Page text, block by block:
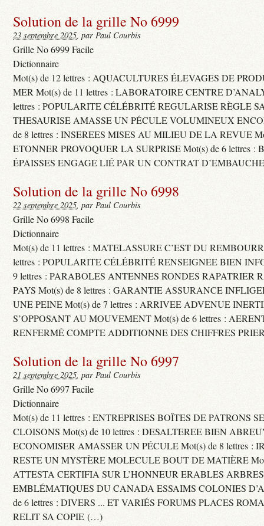
Solution de la grille No 6999
23 septembre 2025, par Paul Courbis
Grille No 6999 Facile
Dictionnaire
Mot(s) de 12 lettres : AQUACULTURES ÉLEVAGES DE
MER Mot(s) de 11 lettres : LABORATOIRE CENTRE
lettres : POPULARITE CÉLÉBRITÉ REGULARISE RÈGLE
THESAURISE AMASSE UN PÉCULE VOLUMINEUX
de 8 lettres : INSEREES MISES AU MILIEU DE LA REVUE
ETONNER PROVOQUER LA SURPRISE Mot(s) de 6 lettres :
ÉPAISSES ENGAGE LIÉ PAR UN CONTRAT
Solution de la grille No 6998
22 septembre 2025, par Paul Courbis
Grille No 6998 Facile
Dictionnaire
Mot(s) de 11 lettres : MATELASSURE C’EST DU
lettres : POPULARITE CÉLÉBRITÉ RENSEIGNEE BIEN
9 lettres : PARABOLES ANTENNES RONDES RAPATRIER
PAYS Mot(s) de 8 lettres : GARANTIE ASSURANCE
UNE PEINE Mot(s) de 7 lettres : ARRIVEE ADVENUE
S’OPPOSANT AU MOUVEMENT Mot(s) de 6 lettres :
RENFERMÉ COMPTE ADDITIONNE DES CHIFFRES
Solution de la grille No 6997
21 septembre 2025, par Paul Courbis
Grille No 6997 Facile
Dictionnaire
Mot(s) de 11 lettres : ENTREPRISES BOÎTES DE PATRONS
CLOISONS Mot(s) de 10 lettres : DESALTEREE BIEN
ECONOMISER AMASSER UN PÉCULE Mot(s) de 8 lettres :
RESTE UN MYSTÈRE MOLECULE BOUT DE MATIÈRE
ATTESTA CERTIFIA SUR L’HONNEUR ERABLES ARBRES
EMBLÉMATIQUES DU CANADA ESSAIMS COLONIES
de 6 lettres : DIVERS ... ET VARIÉS FORUMS PLACES
RELIT SA COPIE (…)